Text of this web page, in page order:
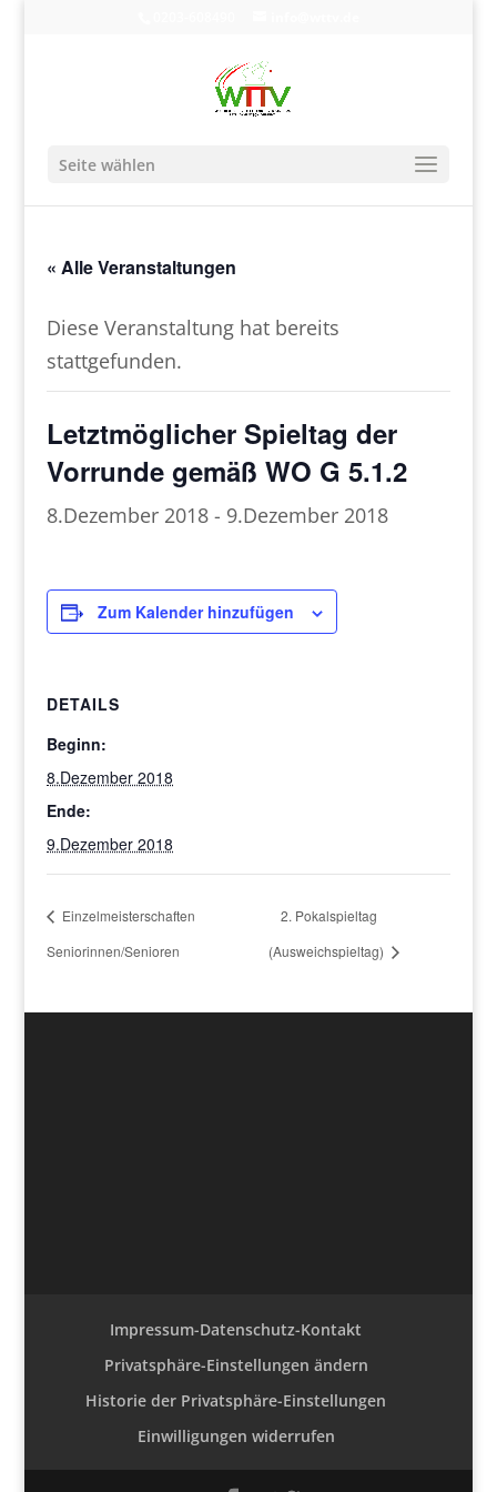
Seite wählen
« Alle Veranstaltungen
Diese Veranstaltung hat bereits
stattgefunden.
Letztmöglicher Spieltag der
Vorrunde gemäß WO G 5.1.2
8.Dezember 2018 - 9.Dezember 2018
Zum Kalender hinzufügen
DETAILS
Beginn:
8.Dezember 2018
Ende:
9.Dezember 2018
Einzelmeisterschaften
Seniorinnen/Senioren
2. Pokalspieltag
(Ausweichspieltag)
Impressum-Datenschutz-Kontakt
Privatsphäre-Einstellungen ändern
Historie der Privatsphäre-Einstellungen
Einwilligungen widerrufen